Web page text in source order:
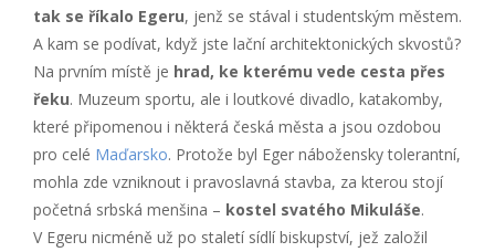
tak se říkalo Egeru, jenž se stával i studentským městem.
A kam se podívat, když jste lační architektonických skvostů?
Na prvním místě je hrad, ke kterému vede cesta přes
řeku. Muzeum sportu, ale i loutkové divadlo, katakomby,
které připomenou i některá česká města a jsou ozdobou
pro celé Maďarsko. Protože byl Eger nábožensky tolerantní,
mohla zde vzniknout i pravoslavná stavba, za kterou stojí
početná srbská menšina – kostel svatého Mikuláše.
V Egeru nicméně už po staletí sídlí biskupství, jež založil